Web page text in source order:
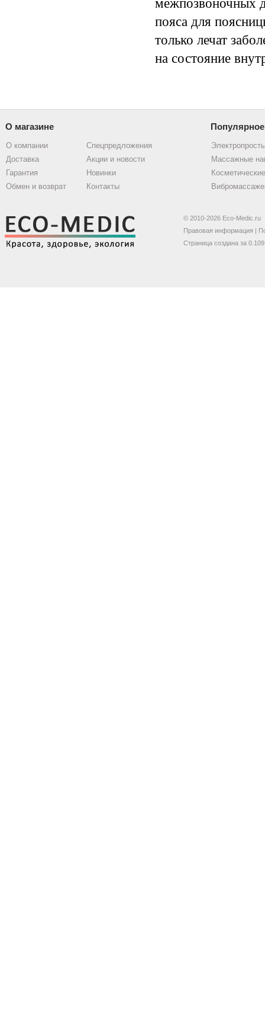
межпозвоночных
пояса для
только лечат
на состояние
О магазине Популярное
О компании
Доставка
Гарантия
Обмен и возврат
Спецпредложения
Акции и новости
Новинки
Контакты
Массажные
© 2010-2026 Eco-Medic.ru
Правовая информация |
Страница создана за